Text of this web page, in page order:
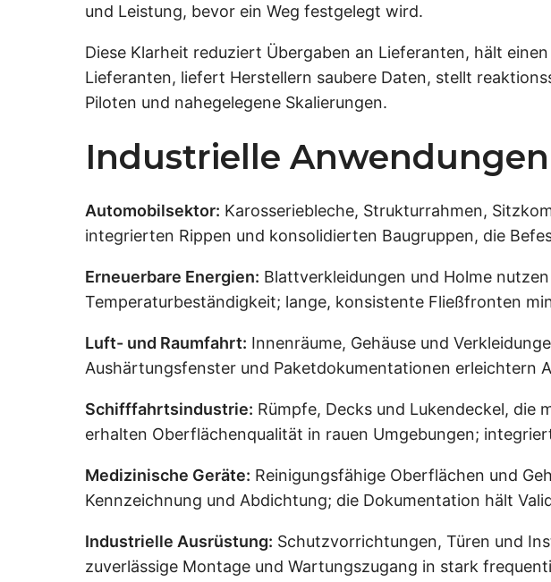
und Leistung, bevor ein Weg festgelegt wird.
Diese Klarheit reduziert Übergaben an Lieferanten, hält
Lieferanten, liefert Herstellern saubere Daten, stellt
Piloten und nahegelegene Skalierungen.
Industrielle
Automobilsektor: Karosseriebleche, Strukturrahmen,
integrierten Rippen und konsolidierten Baugruppen, die
Erneuerbare Energien: Blattverkleidungen und Holme
Temperaturbeständigkeit; lange, konsistente Fließfronten
Luft- und Raumfahrt: Innenräume, Gehäuse und
Aushärtungsfenster und Paketdokumentationen erleichtern
Schifffahrtsindustrie: Rümpfe, Decks und Lukendeckel, die
erhalten Oberflächenqualität in rauen Umgebungen;
Medizinische Geräte: Reinigungsfähige Oberflächen und
Kennzeichnung und Abdichtung; die Dokumentation hält
Industrielle Ausrüstung: Schutzvorrichtungen, Türen und
zuverlässige Montage und Wartungszugang in stark